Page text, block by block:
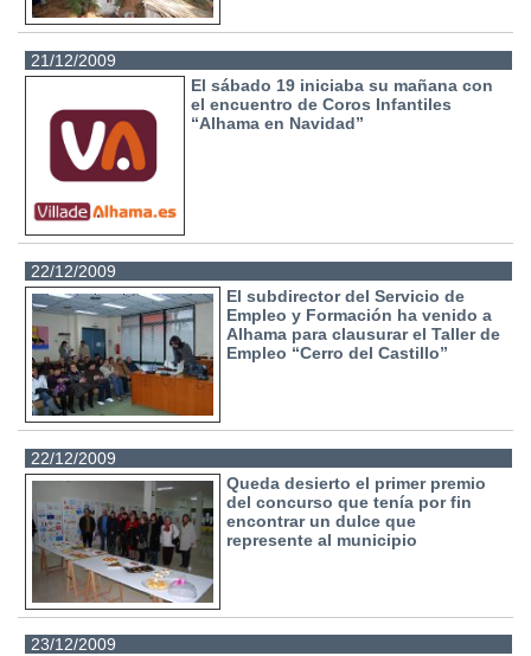
21/12/2009
El sábado 19 iniciaba su mañana con
el encuentro de Coros Infantiles
“Alhama en Navidad”
22/12/2009
El subdirector del Servicio de
Empleo y Formación ha venido a
Alhama para clausurar el Taller de
Empleo “Cerro del Castillo”
22/12/2009
Queda desierto el primer premio
del concurso que tenía por fin
encontrar un dulce que
represente al municipio
23/12/2009